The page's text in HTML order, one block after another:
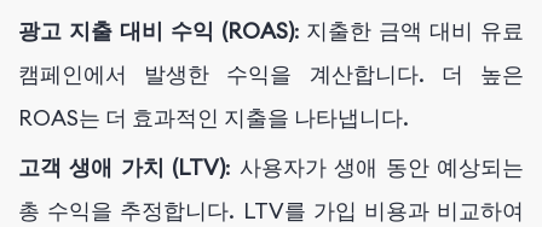
광고 지출 대비 수익 (ROAS): 지출한 금액 대비 유료
캠페인에서 발생한 수익을 계산합니다. 더 높은
ROAS는 더 효과적인 지출을 나타냅니다.
고객 생애 가치 (LTV): 사용자가 생애 동안 예상되는
총 수익을 추정합니다. LTV를 가입 비용과 비교하여